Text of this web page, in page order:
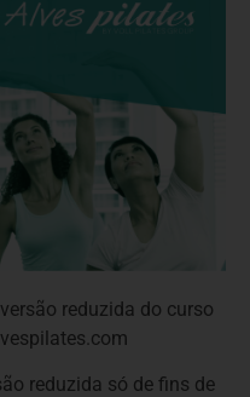
reduzida do curso
reduzida só de fins de